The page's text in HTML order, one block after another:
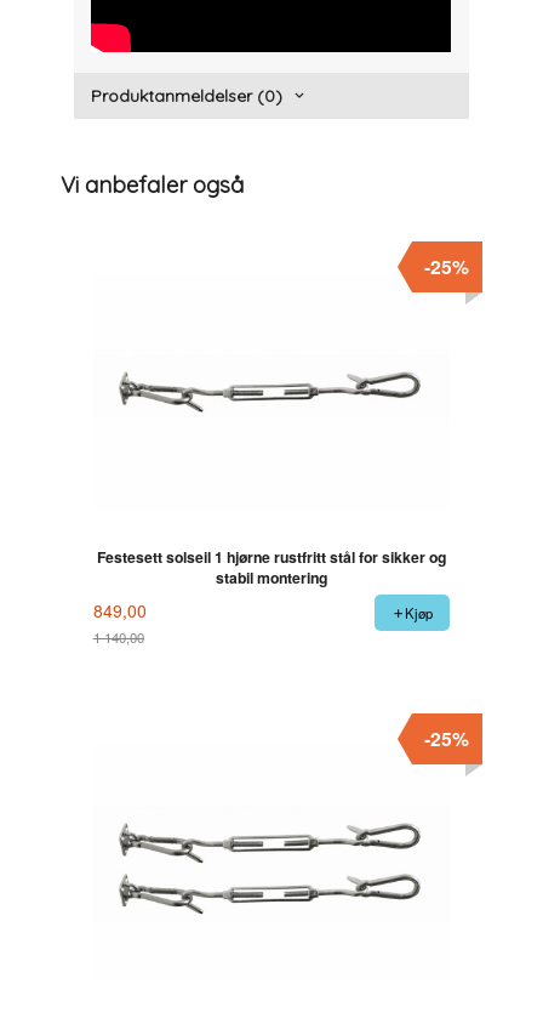
" width="300" height="150">
Produktanmeldelser (0)
Vi anbefaler også
Festesett solseil 1 hjørne rustfritt stål for sikker og
stabil montering
849,00
1 140,00
-25%
Kjøp
-25%